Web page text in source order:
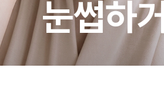
눈썹하